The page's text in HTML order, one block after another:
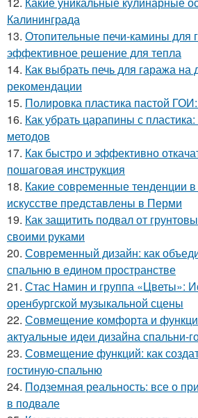
Калининграда
13. Отопительные печи-камины для
эффективное решение для тепла
14. Как выбрать печь для гаража на
рекомендации
15. Полировка пластика пастой
16. Как убрать царапины с
методов
17. Как быстро и эффективно
пошаговая инструкция
18. Какие современные тенденции в
искусстве представлены в Перми
19. Как защитить подвал от
своими руками
20. Современный дизайн: как
спальню в едином пространстве
21. Стас Намин и группа «Цветы»:
оренбургской музыкальной сцены
22. Совмещение комфорта и
актуальные идеи дизайна спальни-
23. Совмещение функций: как
гостиную-спальню
24. Подземная реальность: все о
в подвале